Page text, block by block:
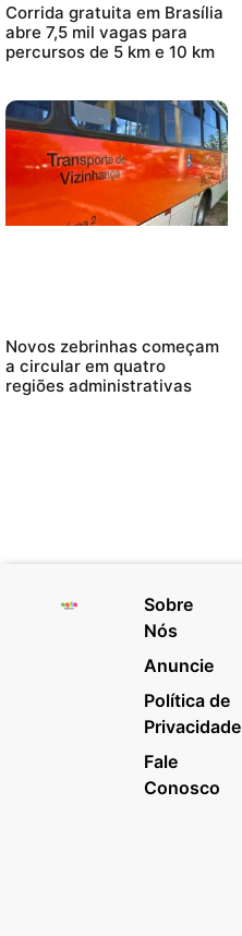
Corrida gratuita em Brasília
abre 7,5 mil vagas para
percursos de 5 km e 10 km
Novos zebrinhas começam
a circular em quatro
regiões administrativas
Sobre
Nós
Anuncie
Política de
Privacidade
Fale
Conosco